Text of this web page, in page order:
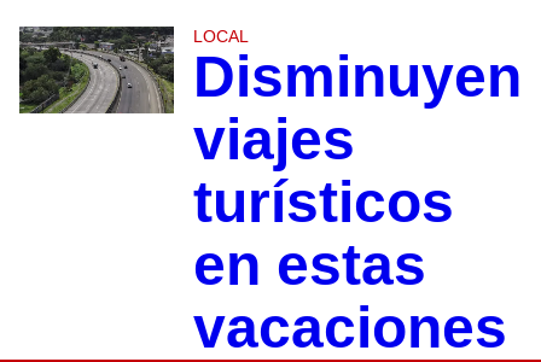
LOCAL
Disminuyen
viajes
turísticos
en estas
vacaciones